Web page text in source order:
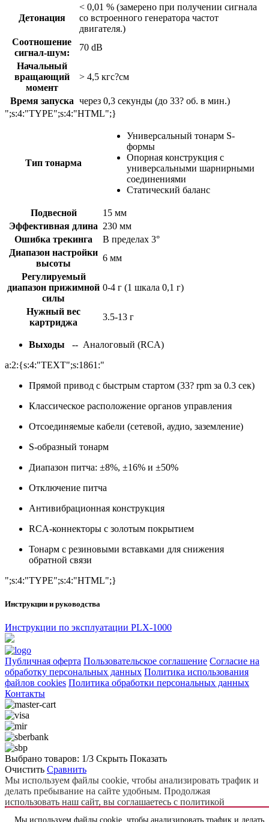
Детонация
< 0,01 % (замерено при получении сигнала
со встроенного генератора частот
двигателя.)
Соотношение
сигнал-шум:
70 dB
Начальный
вращающий
момент
> 4,5 кгс?см
Время запуска через 0,3 секунды (до 33? об. в мин.)
";s:4:"TYPE";s:4:"HTML";}
Тип тонарма
Универсальный тонарм S-
формы
Опорная конструкция с
универсальными шарнирными
соединениями
Статический баланс
Подвесной
15 мм
Эффективная длина 230 мм
Ошибка трекинга
В пределах 3°
Диапазон настройки
высоты
6 мм
Регулируемый
диапазон прижимной
силы
0-4 г (1 шкала 0,1 г)
Нужный вес
картриджа
3.5-13 г
Выходы -- Аналоговый (RCA)
a:2:{s:4:"TEXT";s:1861:"
Прямой привод с быстрым стартом (33? rpm за 0.3 сек)
Классическое расположение органов управления
Отсоединяемые кабели (сетевой, аудио, заземление)
S-образный тонарм
Диапазон питча: ±8%, ±16% и ±50%
Отключение питча
Антивибрационная конструкция
RCA-коннекторы с золотым покрытием
Тонарм с резиновыми вставками для снижения
обратной связи
";s:4:"TYPE";s:4:"HTML";}
Инструкции и руководства
Инструкции по эксплуатации PLX-1000
Публичная оферта Пользовательское соглашение Согласие на
обработку персональных данных Политика использования
файлов cookies Политика обработки персональных данных
Контакты
Выбрано товаров: 1/3 Скрыть Показать
Очистить Сравнить
Мы используем файлы cookie, чтобы анализировать трафик и
делать пребывание на сайте удобным. Продолжая
использовать наш сайт, вы соглашаетесь с политикой
Мы используем файлы cookie, чтобы анализировать трафик и делать